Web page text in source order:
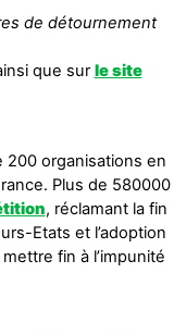
de détournement
que surle site
200 organisations en
Plus de 580000
, réclamant la fin
Etats et l’adoption
fin à l’impunité